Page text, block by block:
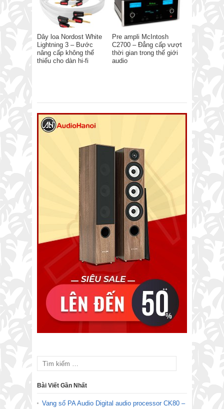
Dây loa Nordost White
Lightning 3 – Bước
nâng cấp không thể
thiếu cho dàn hi-fi
Pre ampli McIntosh
C2700 – Đẳng cấp vượt
thời gian trong thế giới
audio
Bài Viết Gần Nhất
Vang số PA Audio Digital audio processor CK80 –